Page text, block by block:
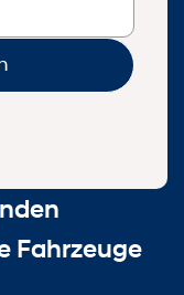
Fahrzeuge